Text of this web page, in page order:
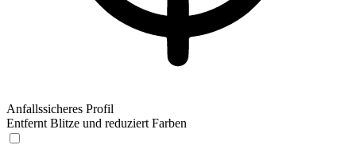
Anfallssicheres Profil
Entfernt Blitze und reduziert Farben